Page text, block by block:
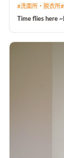
にもイメージづ
来たと思います。 家内はキッチンからすべてが見える対
#洗面所・脱衣所#
Time flies here